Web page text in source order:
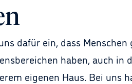
dafür ein, dass Menschen
haben, auch in
eigenen Haus. Bei uns